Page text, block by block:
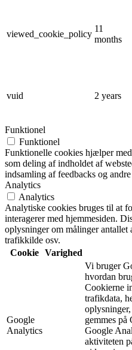
viewed_cookie_policy
11
months
vuid 2 years
Funktionel
Funktionel
Funktionelle cookies hjælper
som deling af indholdet af
indsamling af feedbacks og
Analytics
Analytics
Analytiske cookies bruges til at
interagerer med hjemmesiden.
oplysninger om målinger antallet
trafikkilde osv.
Cookie Varighed
Google
Analytics
Vi bruger
hvordan
Cookierne
trafikdata,
gemmes på
Google
aktiviteten